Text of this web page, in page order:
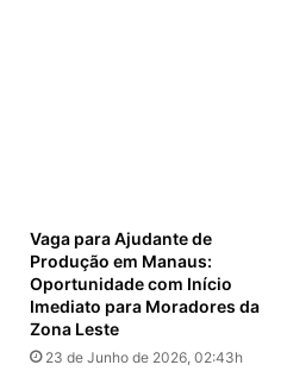
Vaga para Ajudante de
Produção em Manaus:
Oportunidade com Início
Imediato para Moradores da
Zona Leste
23 de Junho de 2026, 02:43h